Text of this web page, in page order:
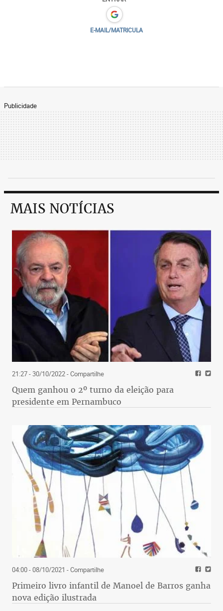
E-MAIL/MATRICULA
Publicidade
MAIS NOTÍCIAS
21:27 - 30/10/2022- Compartilhe
Quem ganhou o 2º turno da eleição para
presidente em Pernambuco
04:00 - 08/10/2021 - Compartilhe
Primeiro livro infantil de Manoel de Barros ganha
nova edição ilustrada